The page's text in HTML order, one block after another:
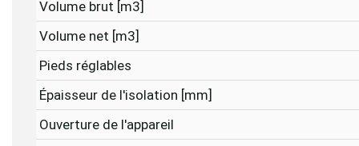
Volume brut [m3]
Volume net [m3]
Pieds réglables
Épaisseur de l'isolation [mm]
Ouverture de l'appareil